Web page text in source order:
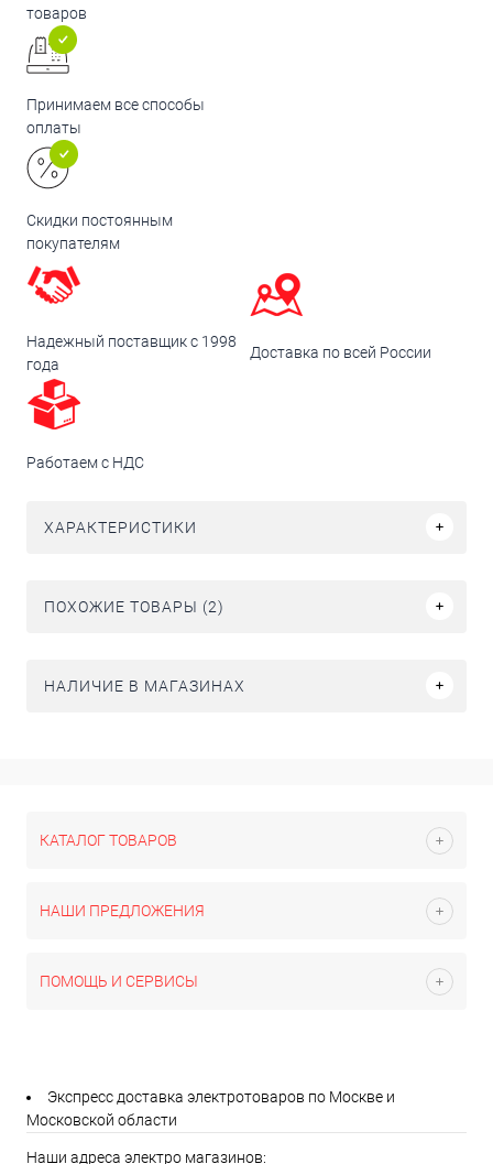
товаров
Принимаем все способы
оплаты
Скидки постоянным
покупателям
Надежный поставщик с 1998
года
Доставка по всей России
Работаем с НДС
ХАРАКТЕРИСТИКИ
ПОХОЖИЕ ТОВАРЫ (2)
НАЛИЧИЕ В МАГАЗИНАХ
КАТАЛОГ ТОВАРОВ
НАШИ ПРЕДЛОЖЕНИЯ
ПОМОЩЬ И СЕРВИСЫ
Экспресс доставка электротоваров по Москве и
Московской области
Наши адреса электро магазинов: